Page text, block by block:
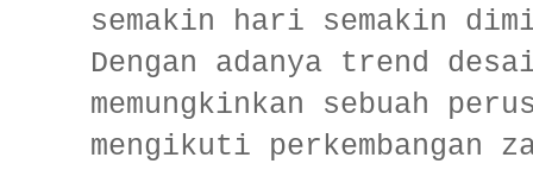
semakin hari semakin
Dengan adanya trend
memungkinkan sebuah
mengikuti perkembangan